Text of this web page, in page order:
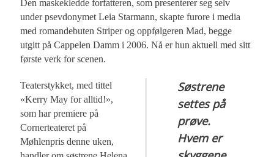
Den maskekledde forfatteren, som presenterer seg selv
under psevdonymet Leia Starmann, skapte furore i media
med romandebuten Striper og oppfølgeren Mad, begge
utgitt på Cappelen Damm i 2006. Nå er hun aktuell med sitt
første verk for scenen.
Søstrene
settes på
prøve.
Hvem er
Teaterstykket, med tittel
«Kerry May for alltid!»,
som har premiere på
Cornerteateret på
Møhlenpris denne uken,